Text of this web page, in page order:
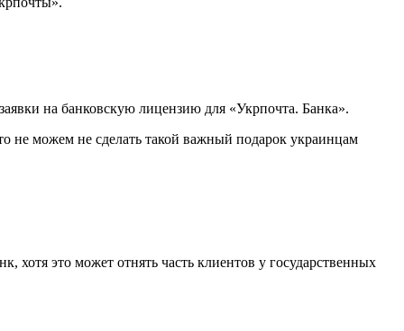
на банковскую лицензию для «Укрпочта. Банка».
не можем не сделать такой важный подарок украинцам
хотя это может отнять часть клиентов у государственных